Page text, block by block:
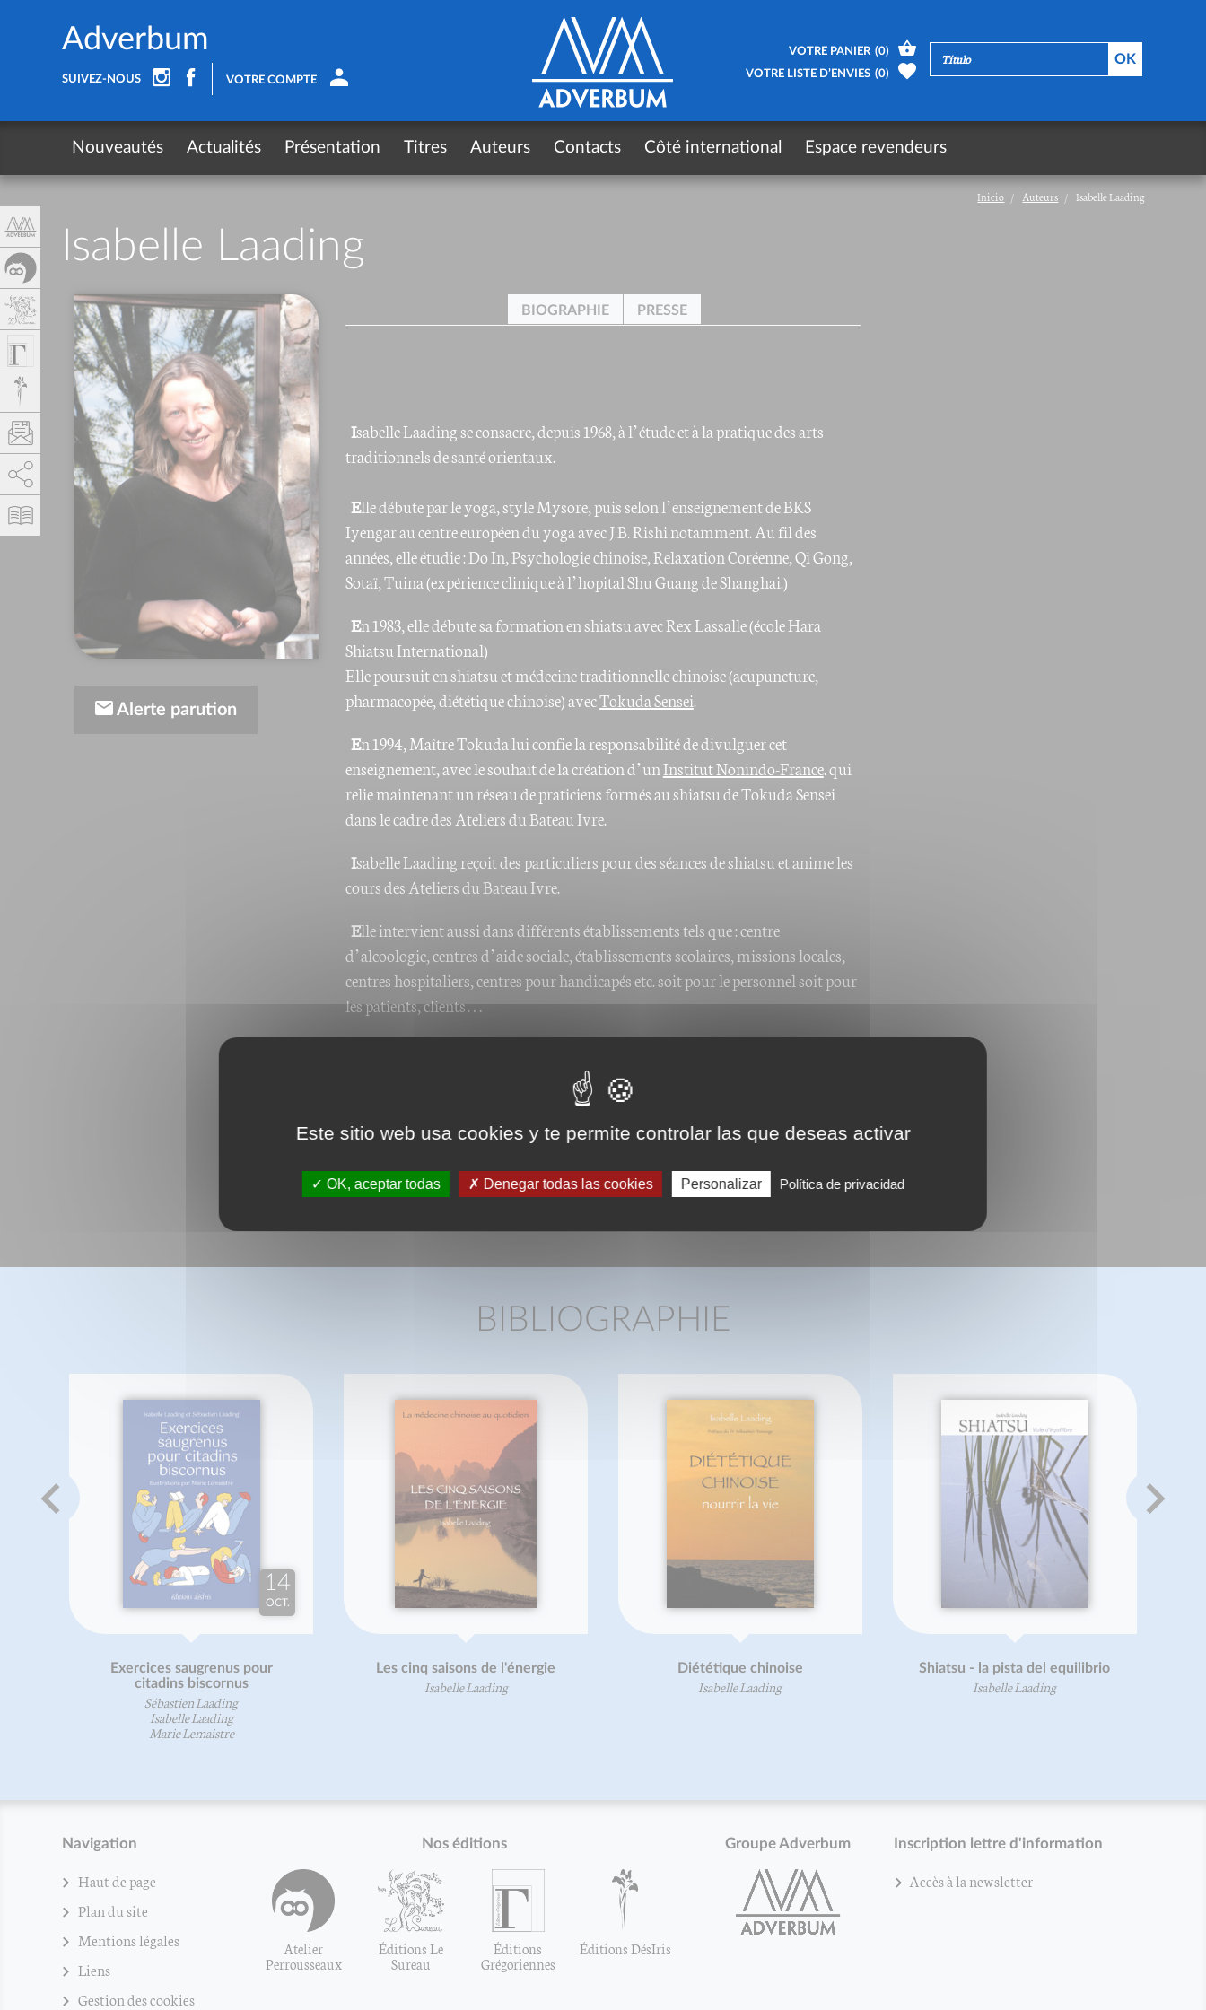
Inicio Auteurs Isabelle Laading
Isabelle Laading
Alerte parution
BIOGRAPHIE PRESSE
Isabelle Laading se consacre, depuis 1968, à l’étude et à la pratique des arts
traditionnels de santé orientaux.
Elle débute par le yoga, style Mysore, puis selon l’enseignement de BKS
Iyengar au centre européen du yoga avec J.B. Rishi notamment. Au fil des
années, elle étudie : Do In, Psychologie chinoise, Relaxation Coréenne, Qi Gong,
Sotaï, Tuina (expérience clinique à l’hopital Shu Guang de Shanghai.)
En 1983, elle débute sa formation en shiatsu avec Rex Lassalle (école Hara
Shiatsu International)
Elle poursuit en shiatsu et médecine traditionnelle chinoise (acupuncture,
pharmacopée, diététique chinoise) avecTokuda Sensei.
En 1994, Maître Tokuda lui confie la responsabilité de divulguer cet
enseignement, avec le souhait de la création d’unInstitut Nonindo-France. qui
relie maintenant un réseau de praticiens formés au shiatsu de Tokuda Sensei
dans le cadre des Ateliers du Bateau Ivre.
Isabelle Laading reçoit des particuliers pour des séances de shiatsu et anime les
cours des Ateliers du Bateau Ivre.
Elle intervient aussi dans différents établissements tels que : centre
d’alcoologie, centres d’aide sociale, établissements scolaires, missions locales,
centres hospitaliers, centres pour handicapés etc. soit pour le personnel soit pour
les patients, clients…
BIBLIOGRAPHIE
14
OCT.
Exercices saugrenus pour
citadins biscornus
Sébastien Laading
Isabelle Laading
Marie Lemaistre
Les cinq saisons de l'énergie
Isabelle Laading
Diététique chinoise
Isabelle Laading
Shiatsu - la pista del equilibrio
Isabelle Laading
Navigation
Haut de page
Plan du site
Mentions légales
Liens
Gestion des cookies
Nos éditions
Atelier
Perrousseaux
Éditions Le
Sureau
Éditions
Grégoriennes
Éditions DésIris
Groupe Adverbum Inscription lettre d'information
Accès à la newsletter
Adverbum
SUIVEZ-NOUS VOTRE COMPTE
VOTRE PANIER (0)
VOTRE LISTE D’ENVIES (0)
Nouveautés Actualités Présentation Titres Auteurs Contacts Côté international Espace revendeurs
AddThis está deshabilitado. Permitir
Este sitio web usa cookies y te permite controlar las que deseas activar
OK, aceptar todas Denegar todas las cookies Personalizar Política de privacidad